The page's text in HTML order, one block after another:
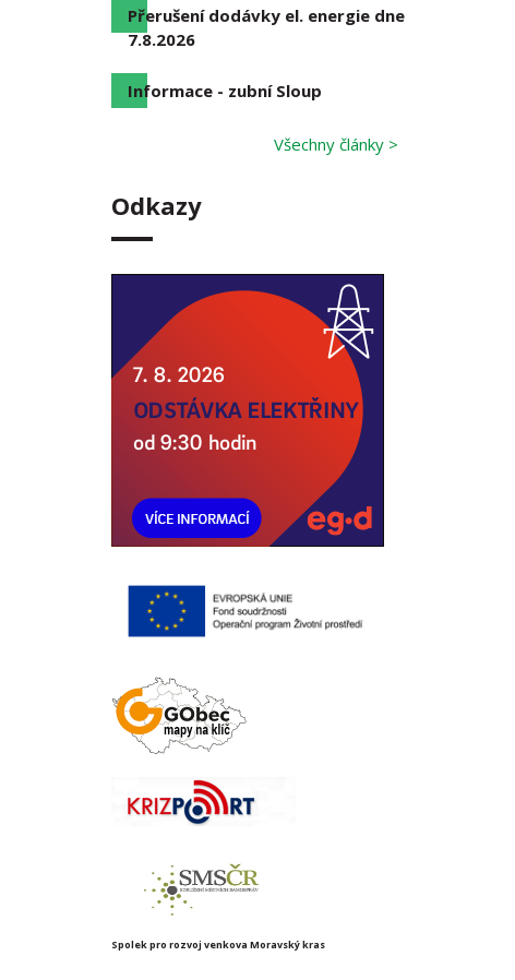
Přerušení dodávky el. energie dne
7.8.2026
Informace - zubní Sloup
Všechny články >
Odkazy
Spolek pro rozvoj venkova Moravský kras